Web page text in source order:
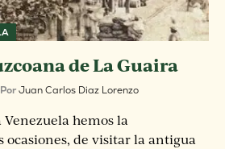
de La Guaira
PorJuan Carlos Diaz Lorenzo
Venezuela hemos la
ocasiones, de visitar la antigua